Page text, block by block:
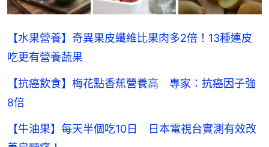
【水果營養】奇異果皮纖維比果肉多2倍！13種連皮
吃更有營養蔬果
【抗癌飲食】梅花點香蕉營養高 專家：抗癌因子強
8倍
【牛油果】每天半個吃10日 日本電視台實測有效改